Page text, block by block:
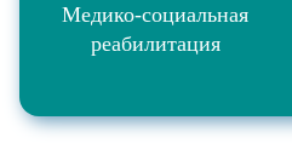
Медико-социальная
реабилитация